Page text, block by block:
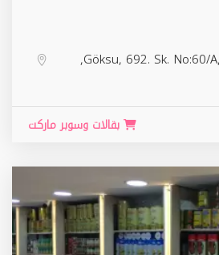
Göksu, 692. Sk. No:60/A, 35380 Buca/İzmir,
بقالات وسوبر ماركت